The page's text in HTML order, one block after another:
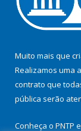
Muito mais que
Realizamos uma
contrato que
pública serão
Conheça o PNTP